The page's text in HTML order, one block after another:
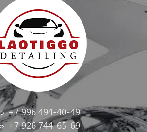
+7 996 494-40-49
+7 926 744-65-69